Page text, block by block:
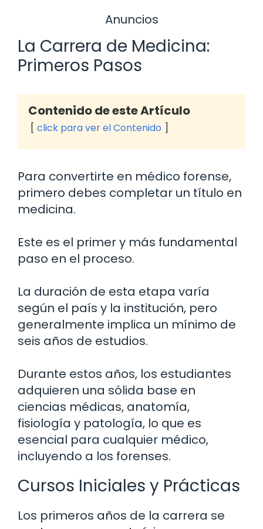
Anuncios
La Carrera de Medicina:
Primeros Pasos
Contenido de este Artículo
click para ver el Contenido
Para convertirte en médico forense,
primero debes completar un título en
medicina.
Este es el primer y más fundamental
paso en el proceso.
La duración de esta etapa varía
según el país y la institución, pero
generalmente implica un mínimo de
seis años de estudios.
Durante estos años, los estudiantes
adquieren una sólida base en
ciencias médicas, anatomía,
fisiología y patología, lo que es
esencial para cualquier médico,
incluyendo a los forenses.
Cursos Iniciales y Prácticas
Los primeros años de la carrera se